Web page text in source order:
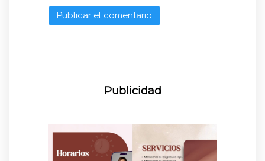
Publicidad